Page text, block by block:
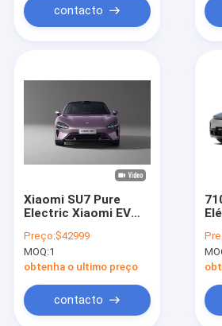
Casa
Produtos
Fábrica
Controle de Qualidade
contacto
Xiaomi SU7 Pure
Electric Xiaomi EV
Desempenho
Tecnologia Ecológica
Preço:$42999
MOQ:1
obtenha o ultimo preço
contacto